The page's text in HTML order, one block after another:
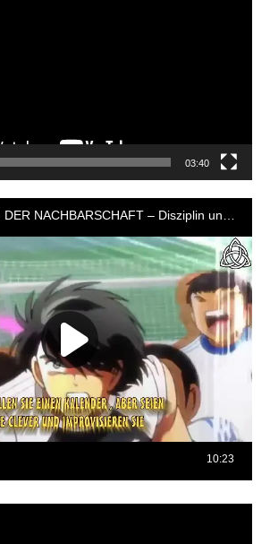
03:40